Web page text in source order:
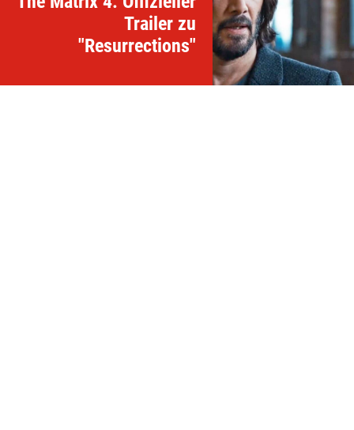
Trailer zu
"Resurrections"